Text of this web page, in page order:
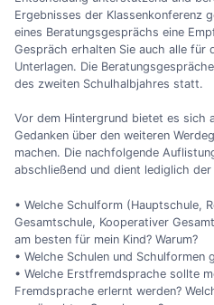
Ergebnisses der Klassenkonferenz
eines Beratungsgesprächs eine
Gespräch erhalten Sie auch alle für
Unterlagen. Die
des zweiten Schulhalbjahres statt.
Vor dem Hintergrund bietet es sich
Gedanken über den weiteren
machen. Die nachfolgende
abschließend und dient lediglich der
• Welche Schulform (Hauptschule,
Gesamtschule, Kooperativer
am besten für mein Kind? Warum?
• Welche Schulen und Schulformen
• Welche Erstfremdsprache sollte
Fremdsprache erlernt werden?